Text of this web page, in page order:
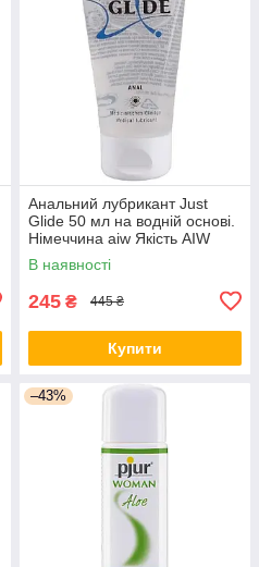
Анальний лубрикант Just
Glide 50 мл на водній основі.
Німеччина aiw Якість AIW
Or181
В наявності
245 ₴ 445 ₴
Купити
–43%